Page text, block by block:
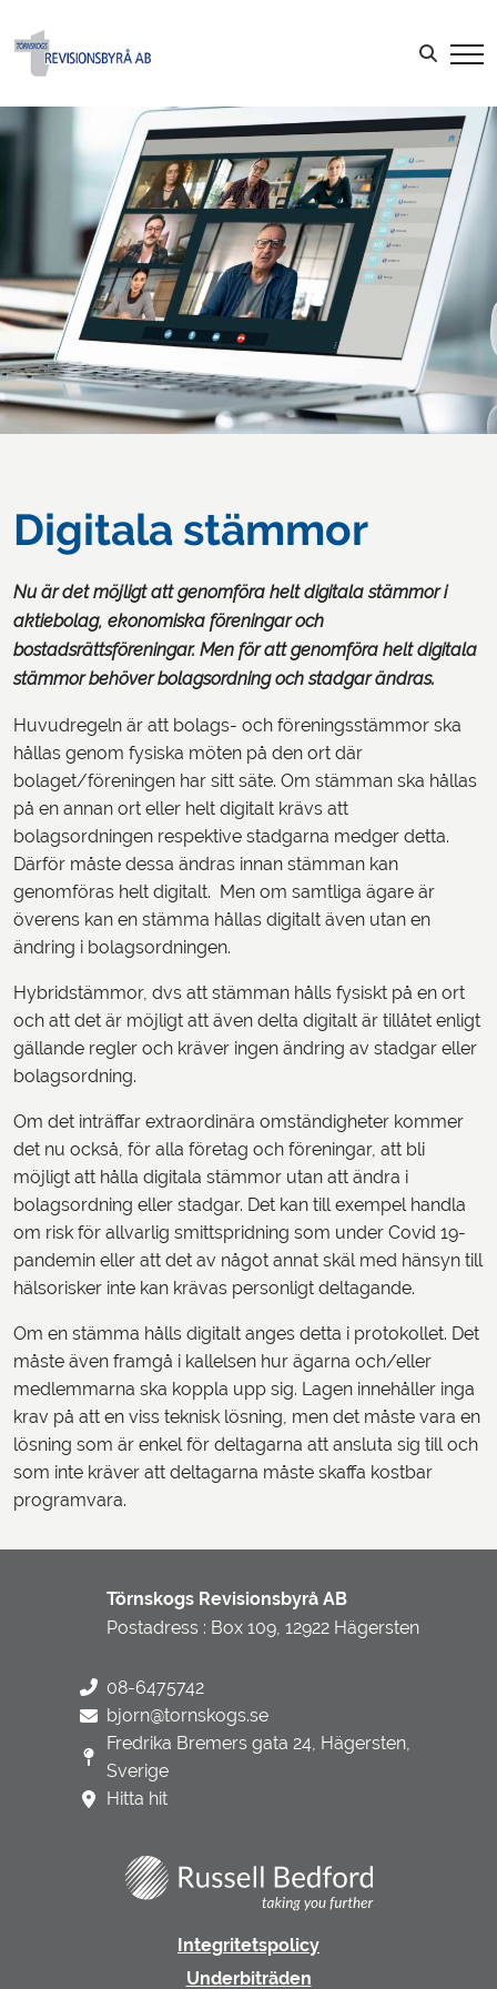
LOGGA IN Sök efter:
Digitala stämmor
Nu är det möjligt att genomföra helt digitala stämmor i
aktiebolag, ekonomiska föreningar och
bostadsrättsföreningar. Men för att genomföra helt digitala
stämmor behöver bolagsordning och stadgar ändras.
Huvudregeln är att bolags- och föreningsstämmor ska
hållas genom fysiska möten på den ort där
bolaget/föreningen har sitt säte. Om stämman ska hållas
på en annan ort eller helt digitalt krävs att
bolagsordningen respektive stadgarna medger detta.
Därför måste dessa ändras innan stämman kan
genomföras helt digitalt. Men om samtliga ägare är
överens kan en stämma hållas digitalt även utan en
ändring i bolagsordningen.
Hybridstämmor, dvs att stämman hålls fysiskt på en ort
och att det är möjligt att även delta digitalt är tillåtet enligt
gällande regler och kräver ingen ändring av stadgar eller
bolagsordning.
Om det inträffar extraordinära omständigheter kommer
det nu också, för alla företag och föreningar, att bli
möjligt att hålla digitala stämmor utan att ändra i
bolagsordning eller stadgar. Det kan till exempel handla
om risk för allvarlig smittspridning som under Covid 19-
pandemin eller att det av något annat skäl med hänsyn till
hälsorisker inte kan krävas personligt deltagande.
Om en stämma hålls digitalt anges detta i protokollet. Det
måste även framgå i kallelsen hur ägarna och/eller
medlemmarna ska koppla upp sig. Lagen innehåller inga
krav på att en viss teknisk lösning, men det måste vara en
lösning som är enkel för deltagarna att ansluta sig till och
som inte kräver att deltagarna måste skaffa kostbar
programvara.
Törnskogs Revisionsbyrå AB
Postadress : Box 109, 12922 Hägersten
08-6475742
bjorn@tornskogs.se
Fredrika Bremers gata 24, Hägersten,
Sverige
Hitta hit
Integritetspolicy
Underbiträden